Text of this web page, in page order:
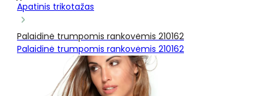
Apatinis trikotažas
Palaidinė trumpomis rankovėmis 210162
Palaidinė trumpomis rankovėmis 210162